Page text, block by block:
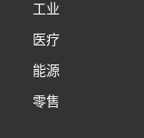
工业
医疗
能源
零售